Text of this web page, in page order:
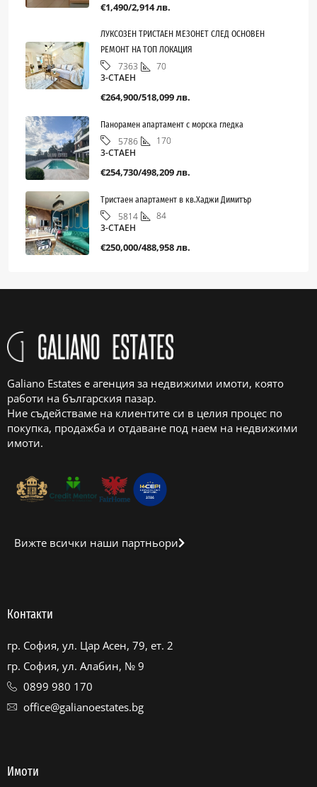
€1,490/2,914 лв.
ЛУКСОЗЕН ТРИСТАЕН МЕЗОНЕТ СЛЕД ОСНОВЕН
РЕМОНТ НА ТОП ЛОКАЦИЯ
7363
70
3-СТАЕН
€264,900/518,099 лв.
Панорамен апартамент с морска гледка
5786
170
3-СТАЕН
€254,730/498,209 лв.
Тристаен апартамент в кв.Хаджи Димитър
5814
84
3-СТАЕН
€250,000/488,958 лв.
Galiano Estates е агенция за недвижими имоти, която
работи на българския пазар.
Ние съдействаме на клиентите си в целия процес по
покупка, продажба и отдаване под наем на недвижими
имоти.
Вижте всички наши партньори
Контакти
гр. София, ул. Цар Асен, 79, ет. 2
гр. София, ул. Алабин, № 9
0899 980 170
office@galianoestates.bg
Имоти